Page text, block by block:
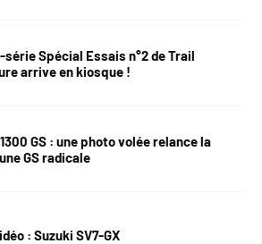
série Spécial Essais n°2 de Trail
arrive en kiosque !
1300 GS : une photo volée relance la
GS radicale
: Suzuki SV7-GX